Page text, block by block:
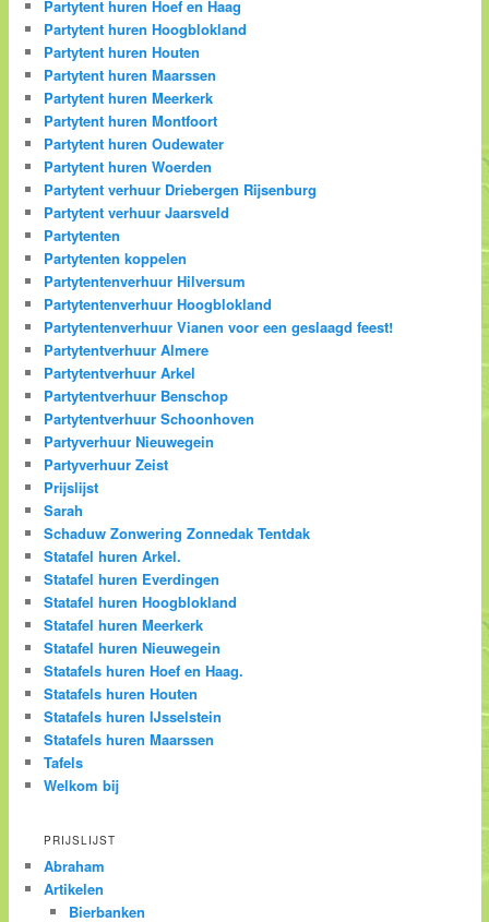
Partytent huren Hoef en Haag
Partytent huren Hoogblokland
Partytent huren Houten
Partytent huren Maarssen
Partytent huren Meerkerk
Partytent huren Montfoort
Partytent huren Oudewater
Partytent huren Woerden
Partytent verhuur Driebergen Rijsenburg
Partytent verhuur Jaarsveld
Partytenten
Partytenten koppelen
Partytentenverhuur Hilversum
Partytentenverhuur Hoogblokland
Partytentenverhuur Vianen voor een geslaagd feest!
Partytentverhuur Almere
Partytentverhuur Arkel
Partytentverhuur Benschop
Partytentverhuur Schoonhoven
Partyverhuur Nieuwegein
Partyverhuur Zeist
Prijslijst
Sarah
Schaduw Zonwering Zonnedak Tentdak
Statafel huren Arkel.
Statafel huren Everdingen
Statafel huren Hoogblokland
Statafel huren Meerkerk
Statafel huren Nieuwegein
Statafels huren Hoef en Haag.
Statafels huren Houten
Statafels huren IJsselstein
Statafels huren Maarssen
Tafels
Welkom bij
PRIJSLIJST
Abraham
Artikelen
Bierbanken